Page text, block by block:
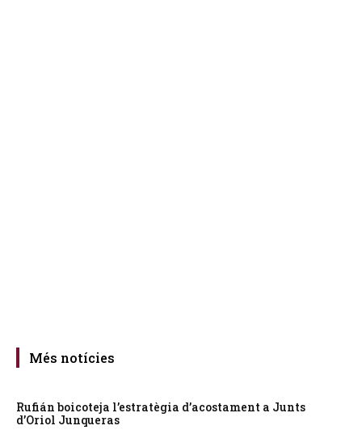
Més notícies
Rufián boicoteja l’estratègia d’acostament a Junts
d’Oriol Junqueras